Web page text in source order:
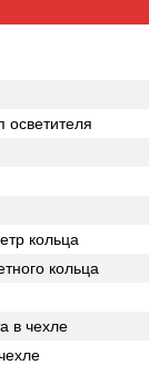
кольца
кольца
в чехле